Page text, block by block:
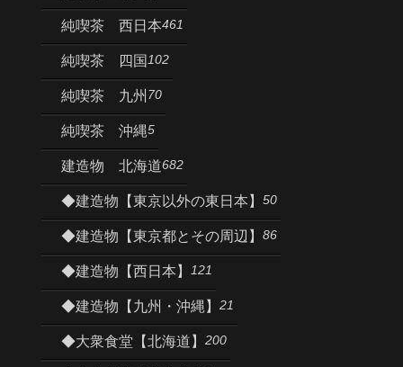
純喫茶 西日本461
純喫茶 四国102
純喫茶 九州 70
純喫茶 沖縄5
建造物 北海道682
◆建造物【東京以外の東日本】 50
◆建造物【東京都とその周辺】 86
◆建造物【西日本】 121
◆建造物【九州・沖縄】 21
◆大衆食堂【北海道】 200